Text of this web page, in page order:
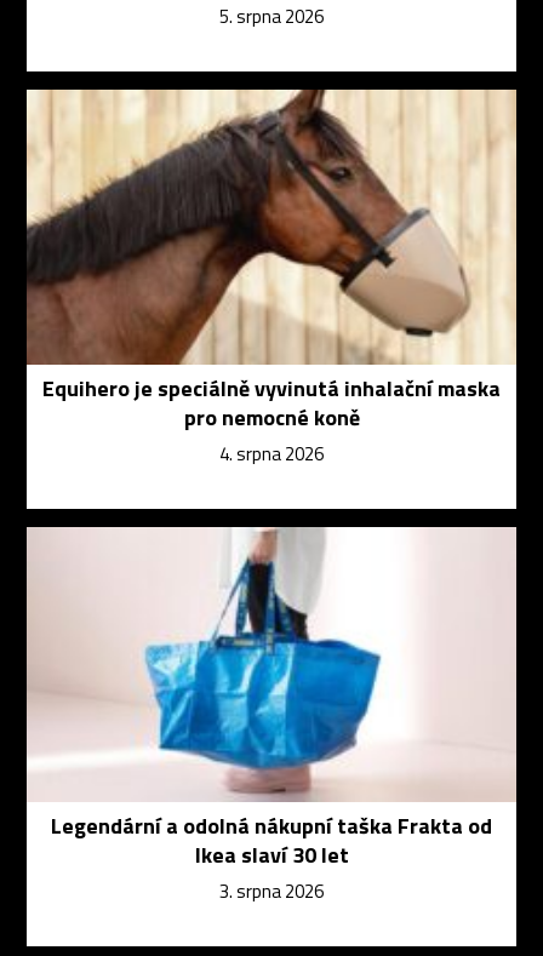
5. srpna 2026
Equihero je speciálně vyvinutá inhalační maska
pro nemocné koně
4. srpna 2026
Legendární a odolná nákupní taška Frakta od
Ikea slaví 30 let
3. srpna 2026